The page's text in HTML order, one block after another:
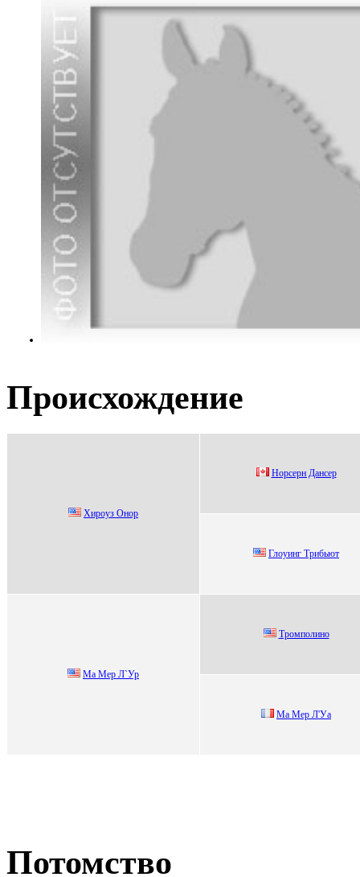
Происхождение
Хиpoуз Онop
Нopсеpн Дансеp
Глоуинг Трибьют
Мa Мер Л`Ур
Tромполино
Ма Меp Л'Уа
Потомство